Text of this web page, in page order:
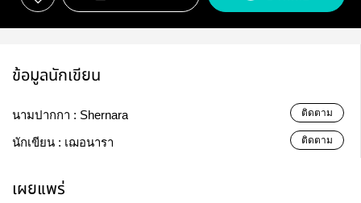
ข้อมูลนักเขียน
นามปากกา : Shernara ติดตาม
นักเขียน : เฌอนารา ติดตาม
เผยแพร่